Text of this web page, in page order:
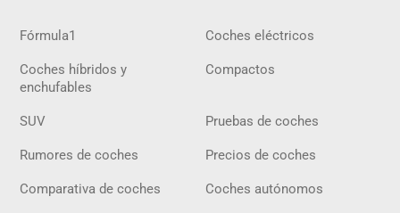
Fórmula1 Coches eléctricos
Coches híbridos y
enchufables
Compactos
SUV Pruebas de coches
Rumores de coches Precios de coches
Comparativa de coches Coches autónomos